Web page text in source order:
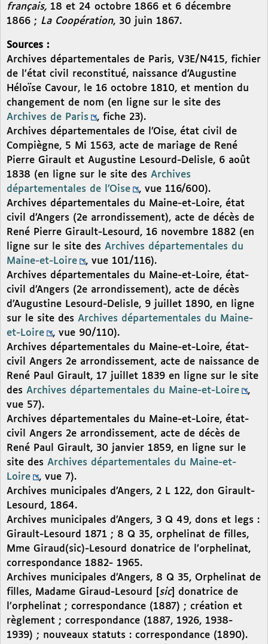
français, 18 et 24 octobre 1866 et 6 décembre
1866 ; La Coopération, 30 juin 1867.
Sources :
Archives départementales de Paris, V3E/N415, fichier
de l’état civil reconstitué, naissance d’Augustine
Héloïse Cavour, le 16 octobre 1810, et mention du
changement de nom (en ligne sur le site des
Archives de Paris
, fiche 23).
Archives départementales de l’Oise, état civil de
Compiègne, 5 Mi 1563, acte de mariage de René
Pierre Girault et Augustine Lesourd-Delisle, 6 août
1838 (en ligne sur le site des Archives
départementales de l’Oise
, vue 116/600).
Archives départementales du Maine-et-Loire, état
civil d’Angers (2e arrondissement), acte de décès de
René Pierre Girault-Lesourd, 16 novembre 1882 (en
ligne sur le site des Archives départementales du
Maine-et-Loire
, vue 101/116).
Archives départementales du Maine-et-Loire, état-
civil d’Angers (2e arrondissement), acte de décès
d’Augustine Lesourd-Delisle, 9 juillet 1890, en ligne
sur le site des Archives départementales du Maine-
et-Loire
, vue 90/110).
Archives départementales du Maine-et-Loire, état-
civil Angers 2e arrondissement, acte de naissance de
René Paul Girault, 17 juillet 1839 en ligne sur le site
des Archives départementales du Maine-et-Loire
,
vue 57).
Archives départementales du Maine-et-Loire, état-
civil Angers 2e arrondissement, acte de décès de
René Paul Girault, 30 janvier 1859, en ligne sur le
site des Archives départementales du Maine-et-
Loire
, vue 7).
Archives municipales d’Angers, 2 L 122, don Girault-
Lesourd, 1864.
Archives municipales d’Angers, 3 Q 49, dons et legs :
Girault-Lesourd 1871 ; 8 Q 35, orphelinat de filles,
Mme Giraud(sic)-Lesourd donatrice de l’orphelinat,
correspondance 1882- 1965.
Archives municipales d’Angers, 8 Q 35, Orphelinat de
filles, Madame Giraud-Lesourd [ sic] donatrice de
l’orphelinat ; correspondance (1887) ; création et
règlement ; correspondance (1887, 1926, 1938-
1939) ; nouveaux statuts : correspondance (1890).